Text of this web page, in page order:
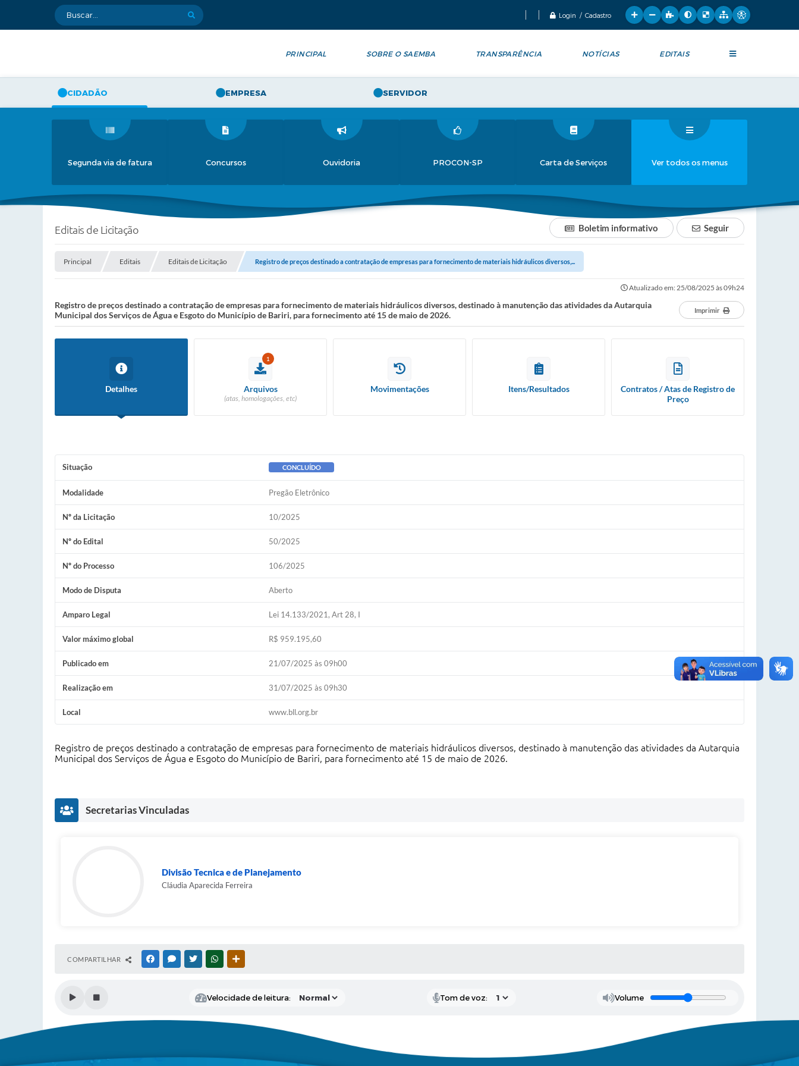
Login / Cadastro
PRINCIPAL SOBRE O SAEMBA TRANSPARÊNCIA NOTÍCIAS EDITAIS
CIDADÃO EMPRESA SERVIDOR
Segunda via de fatura Concursos Ouvidoria PROCON-SP Carta de Serviços Ver todos os menus
Editais de Licitação Seguir
Boletim informativo
Principal Editais Editais de Licitação Registro de preços destinado a contratação de empresas para fornecimento de materiais hidráulicos diversos,...
Atualizado em: 25/08/2025 às 09h24
Registro de preços destinado a contratação de empresas para fornecimento de materiais hidráulicos diversos, destinado à manutenção das atividades da Autarquia
Municipal dos Serviços de Água e Esgoto do Município de Bariri, para fornecimento até 15 de maio de 2026.
Imprimir
Detalhes
1
Arquivos
(atas, homologações, etc)
Movimentações Itens/Resultados
Contratos / Atas de Registro de
Preço
Situação CONCLUÍDO
Modalidade Pregão Eletrônico
Nº da Licitação 10/2025
Nº do Edital 50/2025
Nº do Processo 106/2025
Modo de Disputa Aberto
Amparo Legal Lei 14.133/2021, Art 28, I
Valor máximo global R$ 959.195,60
Publicado em 21/07/2025 às 09h00
Realização em 31/07/2025 às 09h30
Local www.bll.org.br
Registro de preços destinado a contratação de empresas para fornecimento de materiais hidráulicos diversos, destinado à manutenção das atividades da Autarquia
Municipal dos Serviços de Água e Esgoto do Município de Bariri, para fornecimento até 15 de maio de 2026.
Secretarias Vinculadas
Divisão Tecnica e de Planejamento
Cláudia Aparecida Ferreira
COMPARTILHAR FACEBOOKMESSENGER
TWITTERWHATSAPP
Velocidade de leitura: Tom de voz: Volume